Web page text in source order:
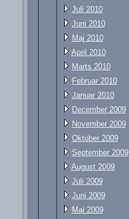
Juli 2010
Juni 2010
Maj 2010
April 2010
Marts 2010
Februar 2010
Januar 2010
December 2009
November 2009
Oktober 2009
September 2009
August 2009
Juli 2009
Juni 2009
Maj 2009